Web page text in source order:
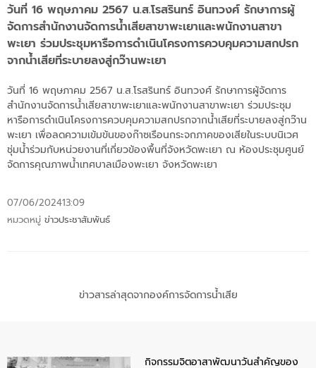
วันที่ 16 พฤษภาคม 2567 น.ส.โรสรินทร์ อินทวงศ์ รักษาการผู้
จัดการสำนักงานจัดการน้ำเสียสาขาพะเยาและพนักงานสาขา
พะเยา ร่วมประชุมหารือการดำเนินโครงการควบคุมความสกปรก
จากน้ำเสียที่ระบายลงสู่กว๊านพะเยา
วันที่ 16 พฤษภาคม 2567 น.ส.โรสรินทร์ อินทวงศ์ รักษาการผู้จัดการ
สำนักงานจัดการน้ำเสียสาขาพะเยาและพนักงานสาขาพะเยา ร่วมประชุม
หารือการดำเนินโครงการควบคุมความสกปรกจากน้ำเสียที่ระบายลงสู่กว๊าน
พะเยา เพื่อลดความเข้มข้นของก๊าซเรือนกระจกภาคของเสียในระบบนิเวศ
ชุ่มน้ำร่วมกับหน่วยงานที่เกี่ยวข้องพื้นที่จังหวัดพะเยา ณ ห้องประชุมศูนย์
จัดการคุณภาพน้ำเทศบาลเมืองพะเยา จังหวัดพะเยา
07/06/202413:09
หมวดหมู่ ข่าวประชาสัมพันธ์
ข่าวสารล่าสุดจากองค์การจัดการน้ำเสีย
กิจกรรมจิตอาสาพัฒนาวันสําคัญของ